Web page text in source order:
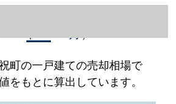
町の一戸建ての売却相場で
をもとに算出しています。